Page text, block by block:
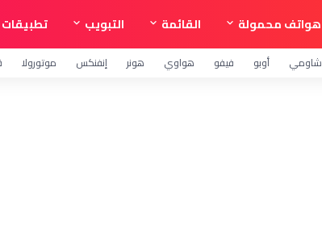
هواتف محمولة القائمة التبويب تطبيقات
شاومي أوبو فيفو هواوي هونر إنفنكس موتورولا